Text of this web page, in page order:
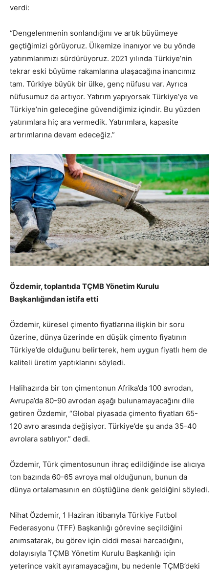
verdi:
“Dengelenmenin sonlandığını ve artık büyümeye
geçtiğimizi görüyoruz. Ülkemize inanıyor ve bu yönde
yatırımlarımızı sürdürüyoruz. 2021 yılında Türkiye’nin
tekrar eski büyüme rakamlarına ulaşacağına inancımız
tam. Türkiye büyük bir ülke, genç nüfusu var. Ayrıca
nüfusumuz da artıyor. Yatırım yapıyorsak Türkiye’ye ve
Türkiye’nin geleceğine güvendiğimiz içindir. Bu yüzden
yatırımlara hiç ara vermedik. Yatırımlara, kapasite
artırımlarına devam edeceğiz.”
Özdemir, toplantıda TÇMB Yönetim Kurulu
Başkanlığından istifa etti
Özdemir, küresel çimento fiyatlarına ilişkin bir soru
üzerine, dünya üzerinde en düşük çimento fiyatının
Türkiye’de olduğunu belirterek, hem uygun fiyatlı hem de
kaliteli üretim yaptıklarını söyledi.
Halihazırda bir ton çimentonun Afrika’da 100 avrodan,
Avrupa’da 80-90 avrodan aşağı bulunamayacağını dile
getiren Özdemir, “Global piyasada çimento fiyatları 65-
120 avro arasında değişiyor. Türkiye’de şu anda 35-40
avrolara satılıyor.” dedi.
Özdemir, Türk çimentosunun ihraç edildiğinde ise alıcıya
ton bazında 60-65 avroya mal olduğunun, bunun da
dünya ortalamasının en düştüğüne denk geldiğini söyledi.
Nihat Özdemir, 1 Haziran itibarıyla Türkiye Futbol
Federasyonu (TFF) Başkanlığı görevine seçildiğini
anımsatarak, bu görev için ciddi mesai harcadığını,
dolayısıyla TÇMB Yönetim Kurulu Başkanlığı için
yeterince vakit ayıramayacağını, bu nedenle TÇMB’deki